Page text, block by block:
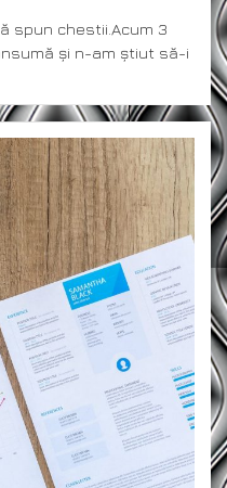
spun chestii.Acum 3
și n-am știut să-i